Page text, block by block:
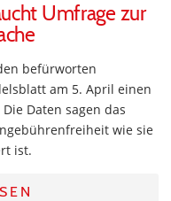
Umfrage zur
befürworten
am 5. April einen
Daten sagen das
wie sie
ist.